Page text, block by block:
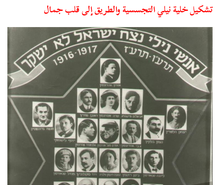
تشكيل خلية نيلي التجسسية والطريق إلى قلب جمال